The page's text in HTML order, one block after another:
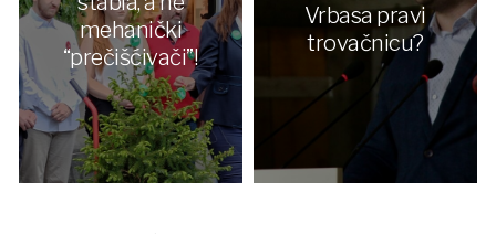
mehanički
“prečišćivači”!
Vrbasa pravi
trovačnicu?